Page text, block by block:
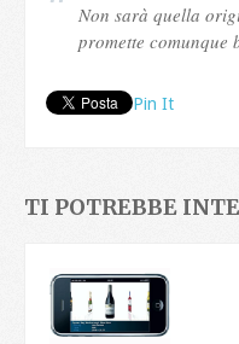
Non sarà quella
promette comunque
Pin It
TI POTREBBE